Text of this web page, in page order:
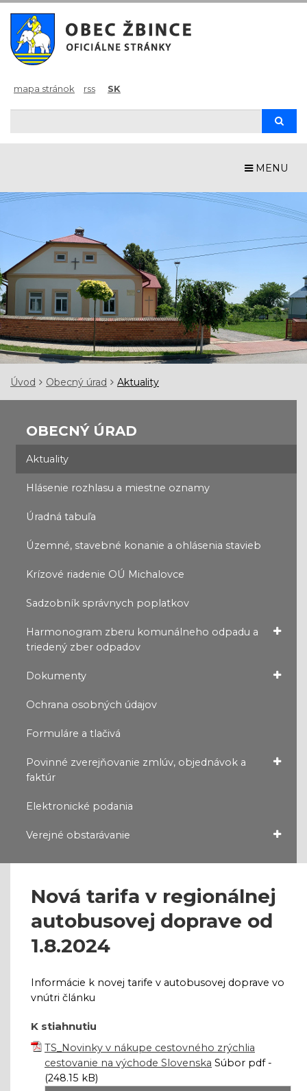
mapa stránok rss SK
MENU
Úvod Obecný úrad Aktuality
OBECNÝ ÚRAD
Aktuality
Hlásenie rozhlasu a miestne oznamy
Úradná tabuľa
Územné, stavebné konanie a ohlásenia stavieb
Krízové riadenie OÚ Michalovce
Sadzobník správnych poplatkov
Harmonogram zberu komunálneho odpadu a
triedený zber odpadov
Dokumenty
Ochrana osobných údajov
Formuláre a tlačivá
Povinné zverejňovanie zmlúv, objednávok a
faktúr
Elektronické podania
Verejné obstarávanie
Nová tarifa v regionálnej
autobusovej doprave od
1.8.2024
Informácie k novej tarife v autobusovej doprave vo
vnútri článku
K stiahnutiu
TS_Novinky v nákupe cestovného zrýchlia
cestovanie na východe Slovenska Súbor pdf -
(248.15 kB)